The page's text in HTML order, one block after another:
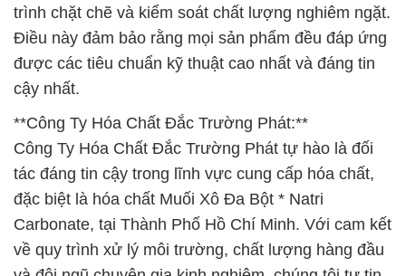
trình chặt chẽ và kiểm soát chất lượng nghiêm ngặt.
Điều này đảm bảo rằng mọi sản phẩm đều đáp ứng
được các tiêu chuẩn kỹ thuật cao nhất và đáng tin
cậy nhất.
**Công Ty Hóa Chất Đắc Trường Phát:**
Công Ty Hóa Chất Đắc Trường Phát tự hào là đối
tác đáng tin cậy trong lĩnh vực cung cấp hóa chất,
đặc biệt là hóa chất Muối Xô Đa Bột * Natri
Carbonate, tại Thành Phố Hồ Chí Minh. Với cam kết
về quy trình xử lý môi trường, chất lượng hàng đầu